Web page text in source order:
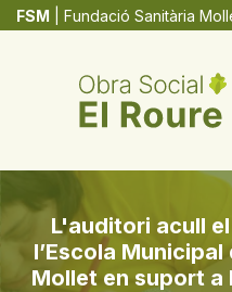
Vés
FSM | Fundació Sanitària
L'auditori acull
l’Escola
Mollet en suport a